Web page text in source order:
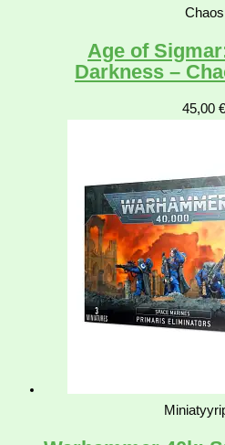
Chaos
Age of
Darkness –
45,00 €